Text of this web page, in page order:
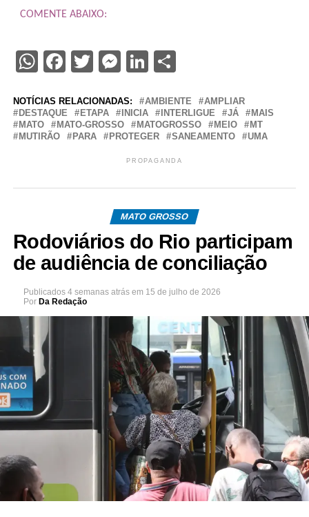
COMENTE ABAIXO:
WhatsApp
Facebook
TwitterMessenger
LinkedIn
NOTÍCIAS RELACIONADAS: AMBIENTE
AMPLIAR
DESTAQUE
ETAPA INICIA INTERLIGUE JÁ
MAIS
MATO
MATO-GROSSO MATOGROSSO MEIO
MT
MUTIRÃO
PARA PROTEGER SANEAMENTO UMA
PROPAGANDA
MATO GROSSO
Rodoviários do Rio participam
de audiência de conciliação
Publicados 4 semanas atrás em 15 de julho de 2026
Por Da Redação